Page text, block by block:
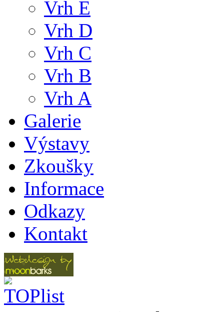
Vrh E
Vrh D
Vrh C
Vrh B
Vrh A
Galerie
Výstavy
Zkoušky
Informace
Odkazy
Kontakt